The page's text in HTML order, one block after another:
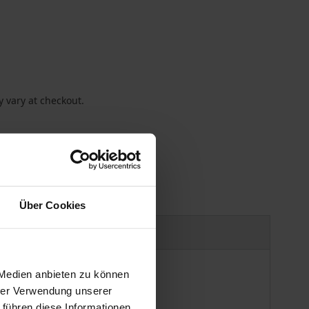
Über Cookies
anbieten zu können
Verwendung unserer
vary at checkout.